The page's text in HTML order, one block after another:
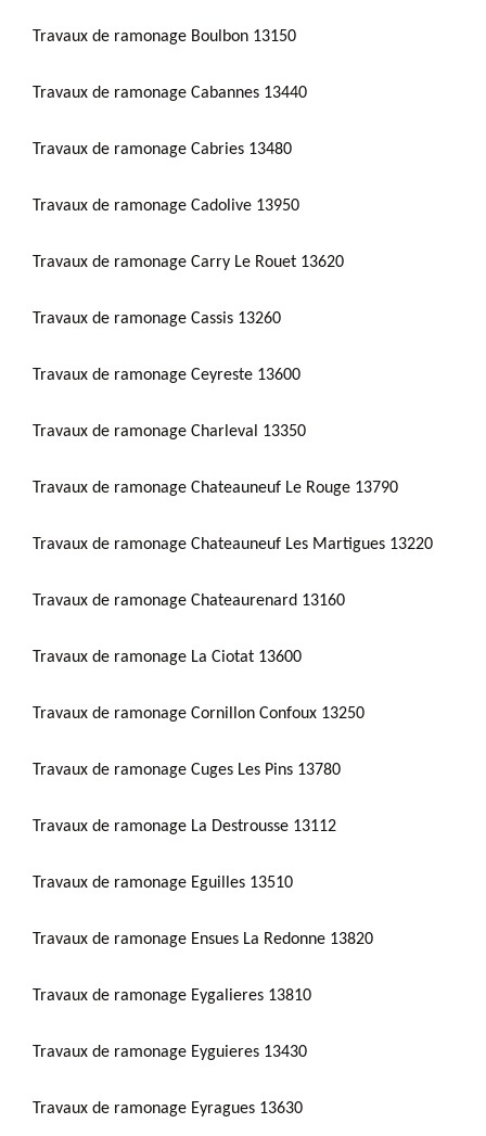
Travaux de ramonage Boulbon 13150
Travaux de ramonage Cabannes 13440
Travaux de ramonage Cabries 13480
Travaux de ramonage Cadolive 13950
Travaux de ramonage Carry Le Rouet 13620
Travaux de ramonage Cassis 13260
Travaux de ramonage Ceyreste 13600
Travaux de ramonage Charleval 13350
Travaux de ramonage Chateauneuf Le Rouge 13790
Travaux de ramonage Chateauneuf Les Martigues 13220
Travaux de ramonage Chateaurenard 13160
Travaux de ramonage La Ciotat 13600
Travaux de ramonage Cornillon Confoux 13250
Travaux de ramonage Cuges Les Pins 13780
Travaux de ramonage La Destrousse 13112
Travaux de ramonage Eguilles 13510
Travaux de ramonage Ensues La Redonne 13820
Travaux de ramonage Eygalieres 13810
Travaux de ramonage Eyguieres 13430
Travaux de ramonage Eyragues 13630